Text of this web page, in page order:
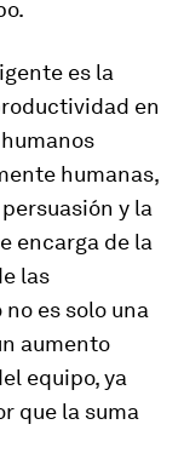
es la
en
humanas,
y la
encarga de la
las
es solo una
aumento
equipo, ya
que la suma